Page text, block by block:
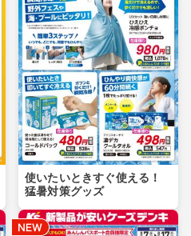
使いたいときすぐ使える！
猛暑対策グッズ